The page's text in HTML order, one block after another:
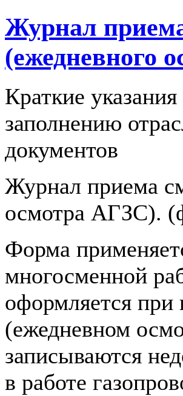
Журнал
(ежедневного
Краткие
заполнению
документов
Журнал приема
осмотра АГЗС).
Форма
многосменной
оформляется
(ежедневном
записываются
в работе